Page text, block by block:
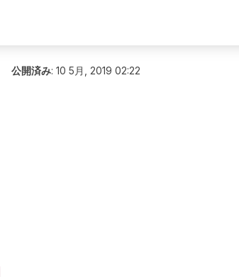
公開済み: 10 5月, 2019 02:22